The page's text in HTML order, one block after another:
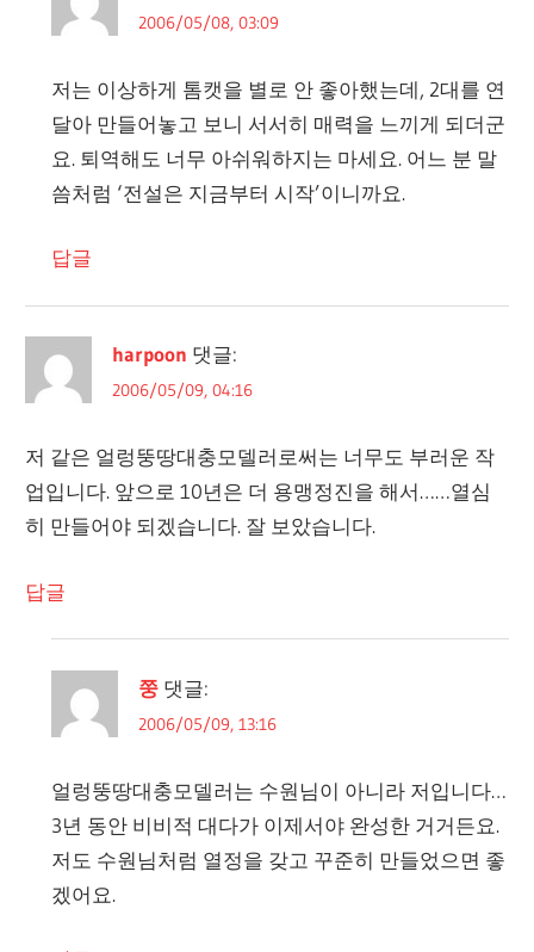
2006/05/08, 03:09
저는 이상하게 톰캣을 별로 안 좋아했는데, 2대를 연
달아 만들어놓고 보니 서서히 매력을 느끼게 되더군
요. 퇴역해도 너무 아쉬워하지는 마세요. 어느 분 말
씀처럼 ‘전설은 지금부터 시작’이니까요.
답글
harpoon 댓글:
2006/05/09, 04:16
저 같은 얼렁뚱땅대충모델러로써는 너무도 부러운 작
업입니다. 앞으로 10년은 더 용맹정진을 해서……열심
히 만들어야 되겠습니다. 잘 보았습니다.
답글
쭝 댓글:
2006/05/09, 13:16
얼렁뚱땅대충모델러는 수원님이 아니라 저입니다…
3년 동안 비비적 대다가 이제서야 완성한 거거든요.
저도 수원님처럼 열정을 갖고 꾸준히 만들었으면 좋
겠어요.